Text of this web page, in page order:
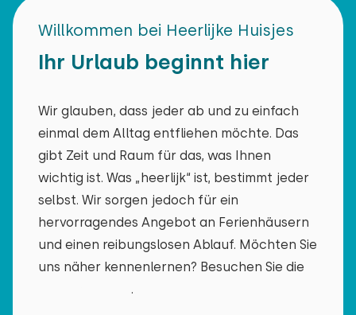
Willkommen bei Heerlijke Huisjes
Ihr Urlaub beginnt hier
Wir glauben, dass jeder ab und zu einfach
einmal dem Alltag entfliehen möchte. Das
gibt Zeit und Raum für das, was Ihnen
wichtig ist. Was „heerlijk“ ist, bestimmt jeder
selbst. Wir sorgen jedoch für ein
hervorragendes Angebot an Ferienhäusern
und einen reibungslosen Ablauf. Möchten Sie
uns näher kennenlernen? Besuchen Sie die
.